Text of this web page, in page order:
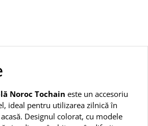
Noroc Tochain este un accesoriu
ideal pentru utilizarea zilnică în
Designul colorat, cu modele